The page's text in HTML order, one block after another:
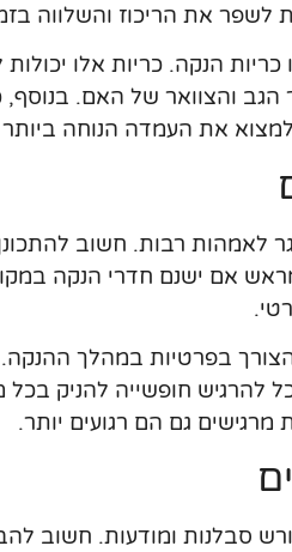
לשפר את הריכוז והשלווה
הנקה. כריות אלו
והצוואר של האם. בנוסף,
את העמדה הנוחה
לאמהות רבות. חשוב
אם ישנם חדרי הנקה
בפרטיות במהלך
להרגיש חופשייה להניק
מרגישים גם הם רגועים יותר.
סבלנות ומודעות. חשוב